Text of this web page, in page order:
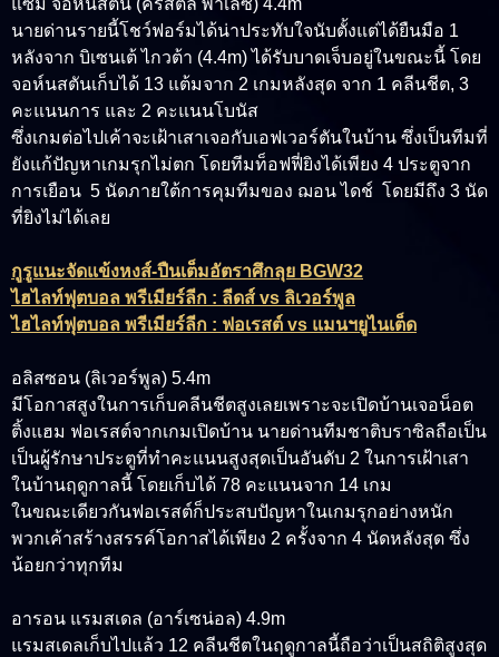
แซม จอห์นสตัน (คริสตัล พาเลซ) 4.4m
นายด่านรายนี้โชว์ฟอร์มได้น่าประทับใจนับตั้งแต่ได้ยืนมือ 1
หลังจาก บิเซนเต้ ไกวต้า (4.4m) ได้รับบาดเจ็บอยู่ในขณะนี้ โดย
จอห์นสตันเก็บได้ 13 แต้มจาก 2 เกมหลังสุด จาก 1 คลีนชีต, 3
คะแนนการ และ 2 คะแนนโบนัส
ซึ่งเกมต่อไปเค้าจะเฝ้าเสาเจอกับเอฟเวอร์ตันในบ้าน ซึ่งเป็นทีมที่
ยังแก้ปัญหาเกมรุกไม่ตก โดยทีมท็อฟฟี่ยิงได้เพียง 4 ประตูจาก
การเยือน 5 นัดภายใต้การคุมทีมของ ฌอน ไดช์ โดยมีถึง 3 นัด
ที่ยิงไม่ได้เลย
กูรูแนะจัดแข้งหงส์-ปืนเต็มอัตราศึกลุย BGW32
ไฮไลท์ฟุตบอล พรีเมียร์ลีก : ลีดส์ vs ลิเวอร์พูล
ไฮไลท์ฟุตบอล พรีเมียร์ลีก : ฟอเรสต์ vs แมนฯยูไนเต็ด
อลิสซอน (ลิเวอร์พูล) 5.4m
มีโอกาสสูงในการเก็บคลีนชีตสูงเลยเพราะจะเปิดบ้านเจอน็อต
ติ้งแฮม ฟอเรสต์จากเกมเปิดบ้าน นายด่านทีมชาติบราซิลถือเป็น
เป็นผู้รักษาประตูที่ทำคะแนนสูงสุดเป็นอันดับ 2 ในการเฝ้าเสา
ในบ้านฤดูกาลนี้ โดยเก็บได้ 78 คะแนนจาก 14 เกม
ในขณะเดียวกันฟอเรสต์ก็ประสบปัญหาในเกมรุกอย่างหนัก
พวกเค้าสร้างสรรค์โอกาสได้เพียง 2 ครั้งจาก 4 นัดหลังสุด ซึ่ง
น้อยกว่าทุกทีม
อารอน แรมสเดล (อาร์เซน่อล) 4.9m
แรมสเดลเก็บไปแล้ว 12 คลีนชีตในฤดูกาลนี้ถือว่าเป็นสถิติสูงสุด